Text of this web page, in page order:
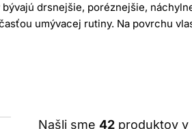
drsnejšie, poréznejšie,
umývacej rutiny. Na povrchu
pomáha vlasom pôsobiť hladšie,
sú pri každodennej
Našli sme 42 produktov v